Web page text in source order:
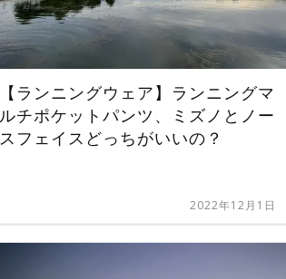
【ランニングウェア】ランニングマ
ルチポケットパンツ、ミズノとノー
スフェイスどっちがいいの？
2022年12月1日